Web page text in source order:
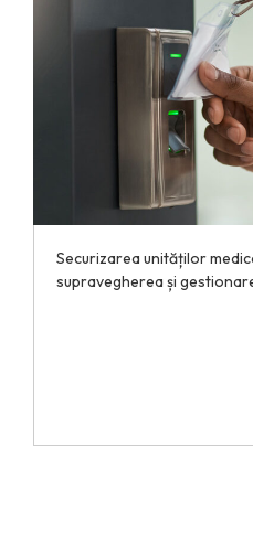
Securizarea unităților
supravegherea și